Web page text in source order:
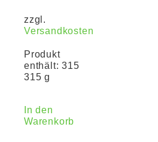
zzgl.
Versandkosten
Produkt
enthält: 315
315 g
In den
Warenkorb